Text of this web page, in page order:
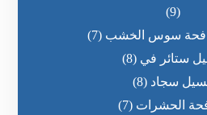
(9)
سوس الخشب (7)
ستائر في (8)
سجاد (8)
الحشرات (7)